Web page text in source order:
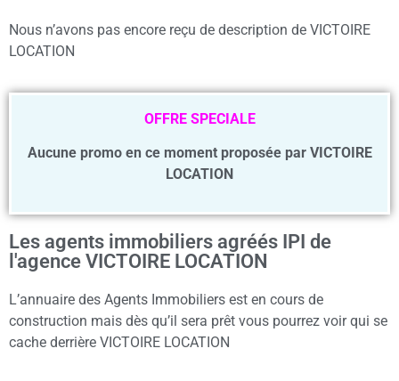
Nous n’avons pas encore reçu de description de VICTOIRE
LOCATION
OFFRE SPECIALE
Aucune promo en ce moment proposée par VICTOIRE
LOCATION
Les agents immobiliers agréés IPI de
l'agence VICTOIRE LOCATION
L’annuaire des Agents Immobiliers est en cours de
construction mais dès qu’il sera prêt vous pourrez voir qui se
cache derrière VICTOIRE LOCATION